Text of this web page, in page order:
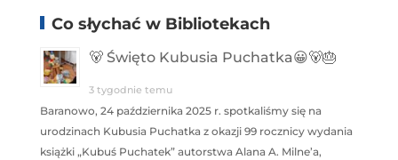
Co słychać w Bibliotekach
🐻 Święto Kubusia Puchatka😀🐻🎂
3 tygodnie temu
Baranowo, 24 października 2025 r. spotkaliśmy się na
urodzinach Kubusia Puchatka z okazji 99 rocznicy wydania
książki „Kubuś Puchatek” autorstwa Alana A. Milne’a,